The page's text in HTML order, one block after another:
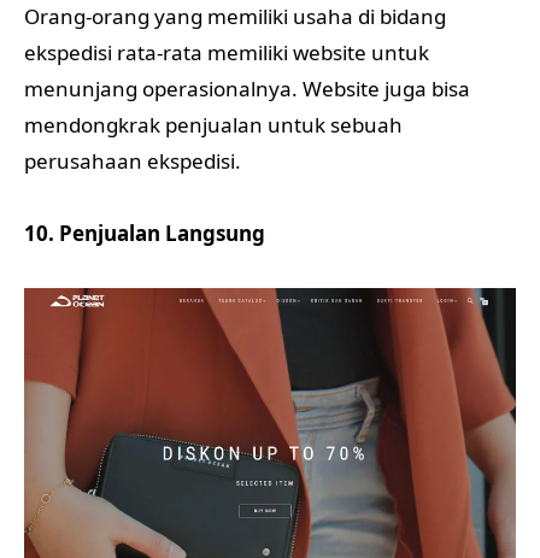
Orang-orang yang memiliki usaha di bidang
ekspedisi rata-rata memiliki website untuk
menunjang operasionalnya. Website juga bisa
mendongkrak penjualan untuk sebuah
perusahaan ekspedisi.
10. Penjualan Langsung